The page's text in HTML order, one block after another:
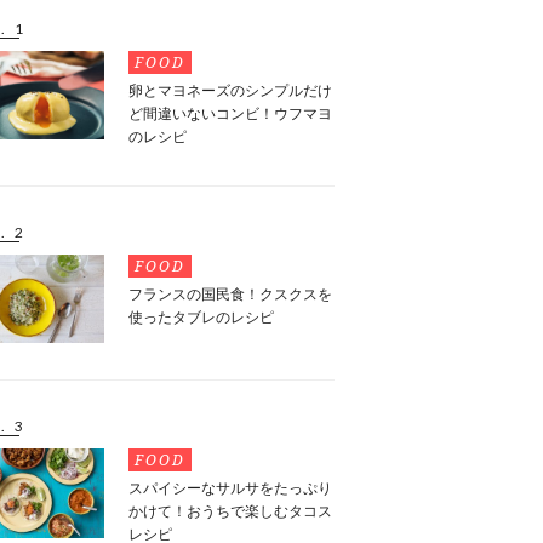
1
FOOD
卵とマヨネーズのシンプルだけ
ど間違いないコンビ！ウフマヨ
のレシピ
2
FOOD
フランスの国民食！クスクスを
使ったタブレのレシピ
3
FOOD
スパイシーなサルサをたっぷり
かけて！おうちで楽しむタコス
レシピ